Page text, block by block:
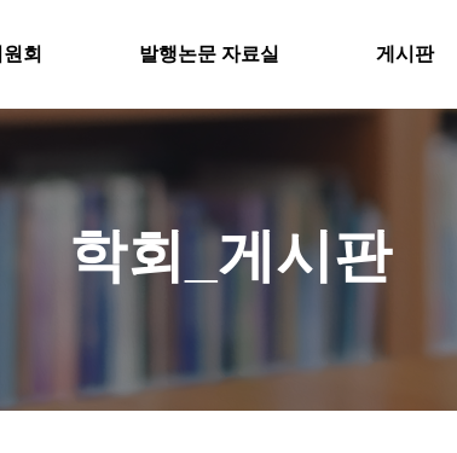
회 발행논문 자료실 게시판
학회_게시판